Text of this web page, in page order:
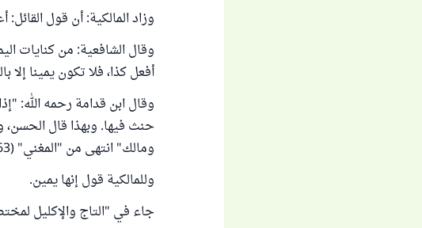
وزاد المالكية: أن قول
وقال الشافعية: من كنايات
أفعل كذا، فلا تكون يمينا إلا
وقال ابن قدامة رحمه الله:
حنث فيها. وبهذا قال الحسن،
ومالك" انتهى من "المغني" (13/463).
وللمالكية قول إنها يمين.
جاء في "التاج والإكليل لمختصر